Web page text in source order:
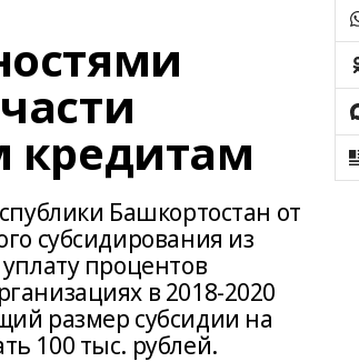
Башкортостан от
субсидирования из
процентов
в 2018-2020
размер субсидии на
100 тыс. рублей.